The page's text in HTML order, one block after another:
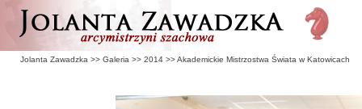
Jolanta Zawadzka >> Galeria >> 2014 >>Akademickie Mistrzostwa Świata w Katowicach